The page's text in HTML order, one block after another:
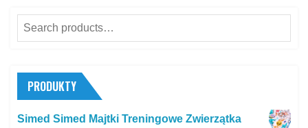
Search
for:
PRODUKTY
Simed Simed Majtki Treningowe Zwierzątka